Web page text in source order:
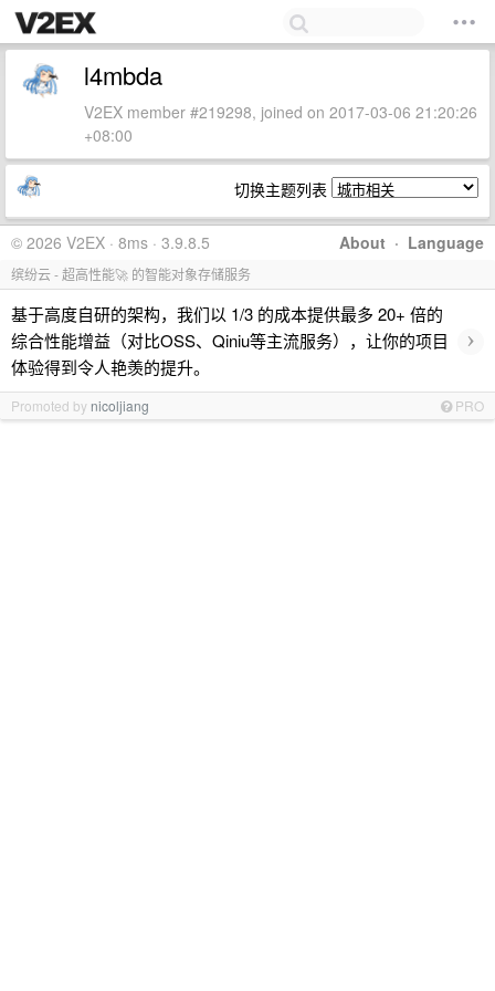
l4mbda
V2EX member #219298, joined on 2017-03-06 21:20:26
+08:00
切换主题列表
About · Language
© 2026 V2EX · 8ms · 3.9.8.5
缤纷云 - 超高性能🚀 的智能对象存储服务
基于高度自研的架构，我们以 1/3 的成本提供最多 20+ 倍的
综合性能增益（对比OSS、Qiniu等主流服务），让你的项目
体验得到令人艳羡的提升。
›
Promoted by nicoljiang PRO